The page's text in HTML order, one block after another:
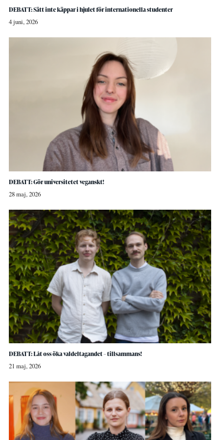
DEBATT: Sätt inte käppar i hjulet för internationella studenter
4 juni, 2026
DEBATT: Gör universitetet veganskt!
28 maj, 2026
DEBATT: Låt oss öka valdeltagandet – tillsammans!
21 maj, 2026